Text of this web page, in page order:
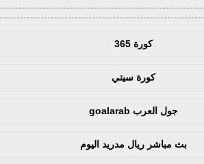
كورة 365
كورة سيتي
جول العرب goalarab
بث مباشر ريال مدريد اليوم